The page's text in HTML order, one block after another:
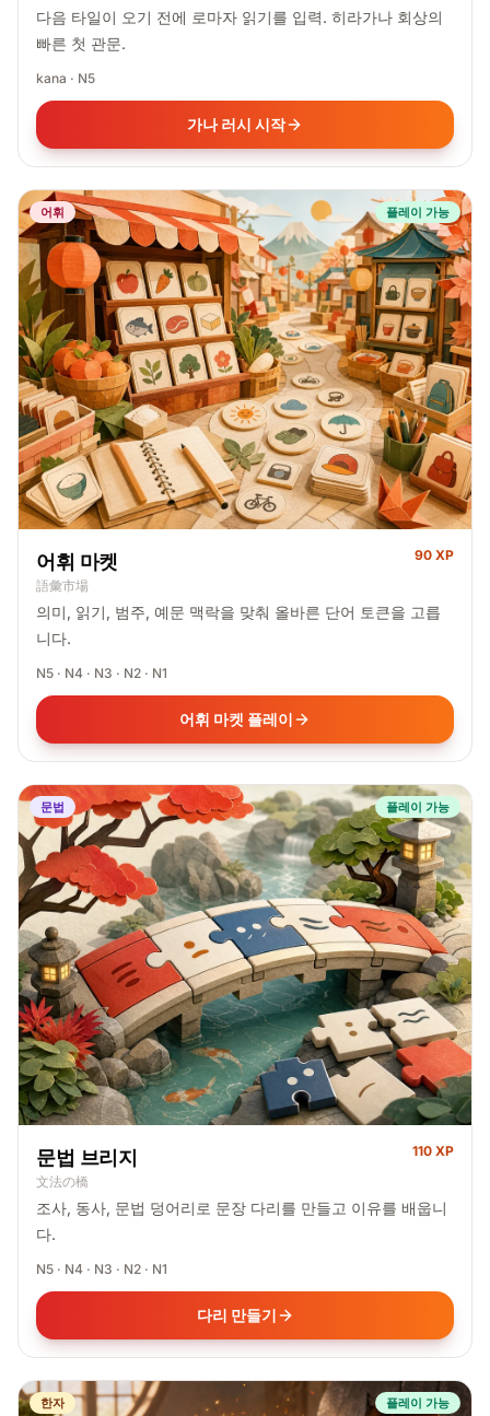
다음 타일이 오기 전에 로마자 읽기를 입력. 히라가나 회상의
빠른 첫 관문.
kana · N5
가나 러시 시작
어휘 플레이 가능
어휘 마켓
語彙市場
90 XP
의미, 읽기, 범주, 예문 맥락을 맞춰 올바른 단어 토큰을 고릅
니다.
N5 · N4 · N3 · N2 · N1
어휘 마켓 플레이
문법 플레이 가능
문법 브리지
文法の橋
110 XP
조사, 동사, 문법 덩어리로 문장 다리를 만들고 이유를 배웁니
다.
N5 · N4 · N3 · N2 · N1
다리 만들기
한자 플레이 가능